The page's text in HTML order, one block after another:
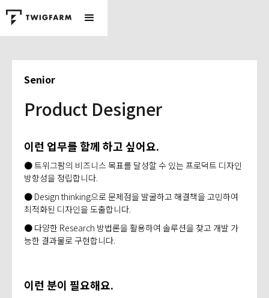
Senior
Product Designer
이런 업무를 함께 하고 싶어요.
● 트위그팜의 비즈니스 목표를 달성할 수 있는 프로덕트 디자인
방향성을 정립합니다.​
● Design thinking으로 문제점을 발굴하고 해결책을 고민하여
최적화된 디자인을 도출합니다.​
● 다양한 Research 방법론을 활용하여 솔루션을 찾고 개발 가
능한 결과물로 구현합니다.
이런 분이 필요해요.